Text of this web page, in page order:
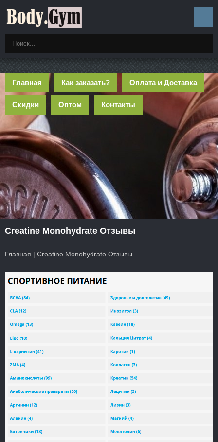
Главная Как заказать? Оплата и Доставка
Скидки Оптом Контакты
Creatine Monohydrate Отзывы
Главная | Creatine Monohydrate Отзывы